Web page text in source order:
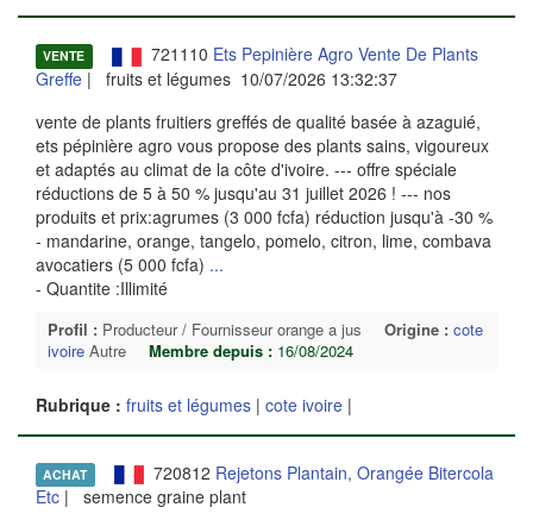
VENTE 721110 Ets Pepinière Agro Vente De Plants
Greffe | fruits et légumes 10/07/2026 13:32:37
vente de plants fruitiers greffés de qualité basée à azaguié,
ets pépinière agro vous propose des plants sains, vigoureux
et adaptés au climat de la côte d'ivoire. --- offre spéciale
réductions de 5 à 50 % jusqu'au 31 juillet 2026 ! --- nos
produits et prix:agrumes (3 000 fcfa) réduction jusqu'à -30 %
- mandarine, orange, tangelo, pomelo, citron, lime, combava
avocatiers (5 000 fcfa) ...
- Quantite :Illimité
Profil : Producteur / Fournisseur orange a jus Origine : cote
ivoire Autre Membre depuis : 16/08/2024
Rubrique : fruits et légumes | cote ivoire |
ACHAT 720812 Rejetons Plantain, Orangée Bitercola
Etc | semence graine plant